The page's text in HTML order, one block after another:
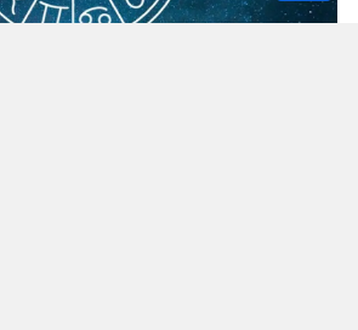
Kırıkkale